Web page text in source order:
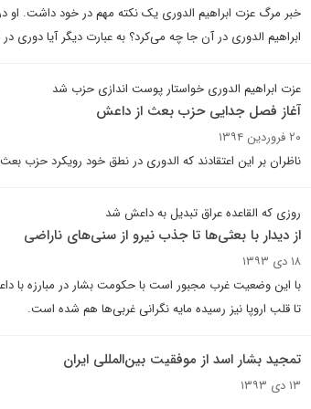
ابراهیم الدوری در آن جا چه می‌کرد؟ به عبارت دیگر آیا دوری
عزت ابراهیم الدوری خواستار پوست اندازی حزب شد
آغاز فصل جدایی حزب بعث از داعش
۲۰ فروردین ۱۳۹۴
ناظران بر این اعتقادند که الدوری در نطق خود رویکرد حزب
روزی که القاعده عراق تبدیل به داعش شد
از دیدار با بعثی‌ها تا جذب نیرو از سنی‌های ناراضی
۱۸ دی ۱۳۹۳
با این وضعیت غرب مجبور است با حکومت بشار در مبارزه
تا قلب اروپا نیز رسیده مایه نگرانی غربی‌ها هم شده است.
تمجید بشار اسد از موفقیت بین‌المللی ایران
۱۳ دی ۱۳۹۳